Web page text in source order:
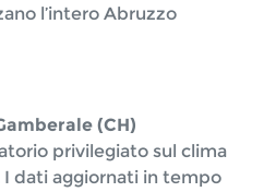
l’intero Abruzzo
(CH)
privilegiato sul clima
dati aggiornati in tempo